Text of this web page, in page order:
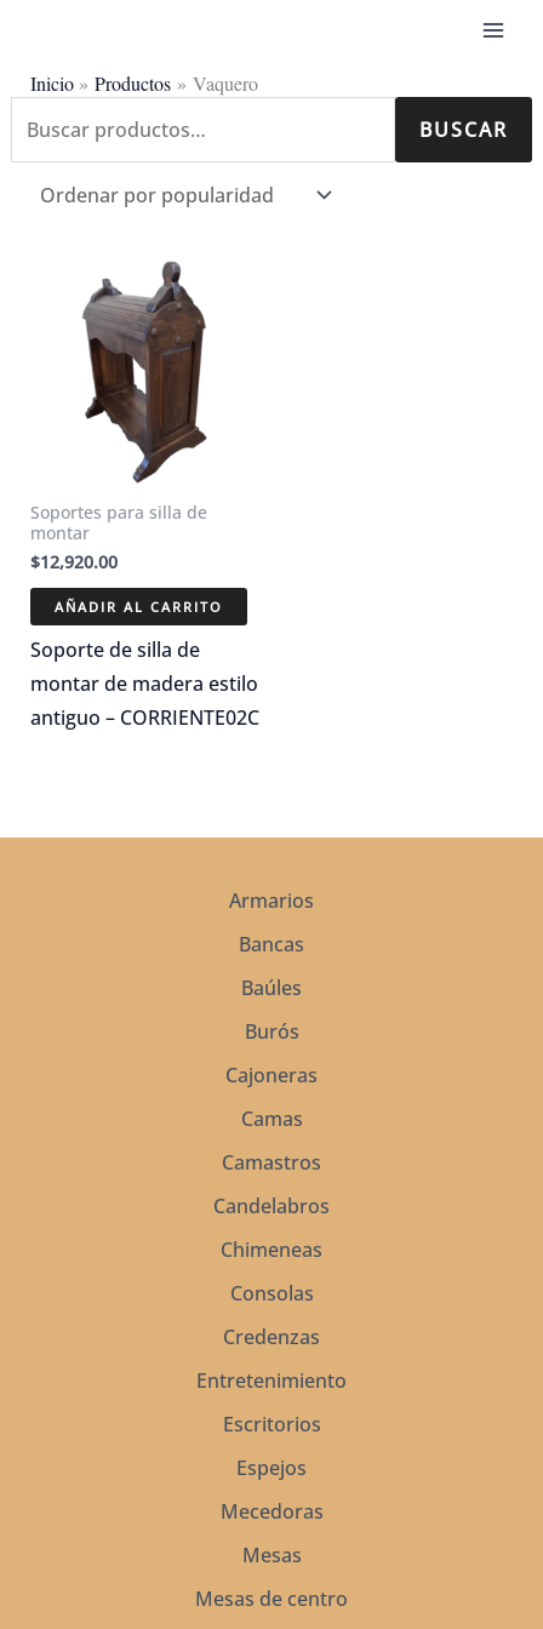
contenido
BUSCAR
Inicio Productos Vaquero
Mostrando el único resultado
Soportes para silla de
montar
$12,920.00
AÑADIR AL CARRITO
Soporte de silla de
montar de madera estilo
antiguo – CORRIENTE02C
Armarios
Bancas
Baúles
Burós
Cajoneras
Camas
Camastros
Candelabros
Chimeneas
Consolas
Credenzas
Entretenimiento
Escritorios
Espejos
Mecedoras
Mesas
Mesas de centro